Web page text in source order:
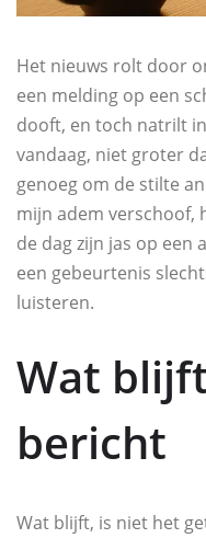
Het nieuws rolt door
een melding op een
dooft, en toch natrilt
vandaag, niet groter
genoeg om de stilte
mijn adem verschoof,
de dag zijn jas op een
een gebeurtenis
luisteren.
Wat
bericht
Wat blijft, is niet het